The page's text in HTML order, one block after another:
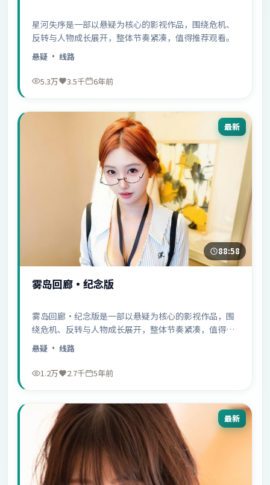
星河失序是一部以悬疑为核心的影视作品，围绕危机、
反转与人物成长展开，整体节奏紧凑，值得推荐观看。
悬疑 · 线路
5.3万 3.5千 6年前
最新
88:58
雾岛回廊·纪念版
雾岛回廊·纪念版是一部以悬疑为核心的影视作品，围
绕危机、反转与人物成长展开，整体节奏紧凑，值得推
荐观看。
悬疑 · 线路
1.2万 2.7千 5年前
最新